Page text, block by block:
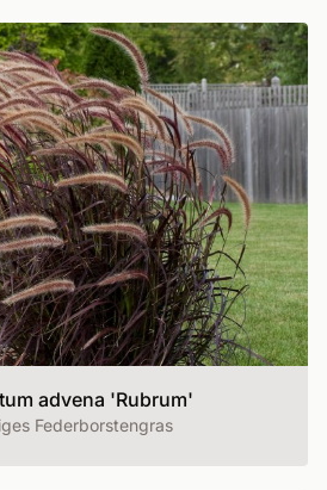
advena 'Rubrum'
Federborstengras